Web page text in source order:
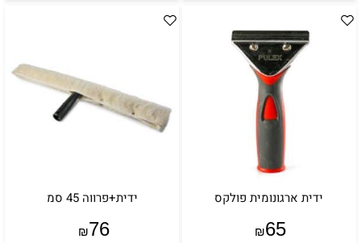
ידית ארגונומית פולקס
₪65
ידית+פרווה 45 סמ
₪76